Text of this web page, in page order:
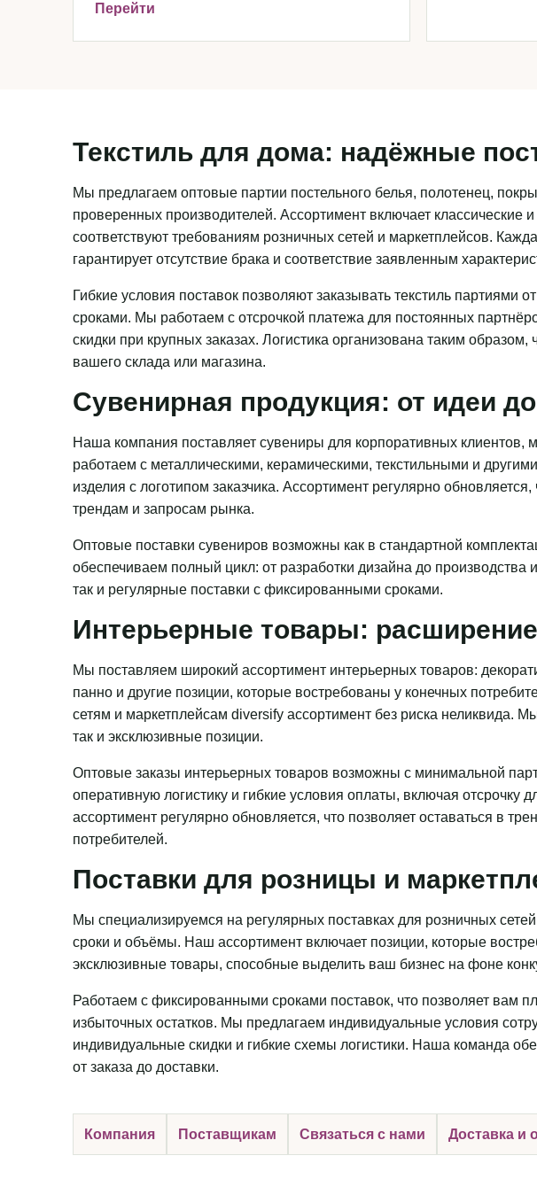
Перейти
Текстиль для дома: надёжные
Мы предлагаем оптовые партии постельного белья, полотенец,
проверенных производителей. Ассортимент включает классические
соответствуют требованиям розничных сетей и маркетплейсов.
гарантирует отсутствие брака и соответствие заявленным
Гибкие условия поставок позволяют заказывать текстиль партиями
сроками. Мы работаем с отсрочкой платежа для постоянных
скидки при крупных заказах. Логистика организована таким
вашего склада или магазина.
Сувенирная продукция: от идеи
Наша компания поставляет сувениры для корпоративных клиентов,
работаем с металлическими, керамическими, текстильными и
изделия с логотипом заказчика. Ассортимент регулярно
трендам и запросам рынка.
Оптовые поставки сувениров возможны как в стандартной
обеспечиваем полный цикл: от разработки дизайна до
так и регулярные поставки с фиксированными сроками.
Интерьерные товары:
Мы поставляем широкий ассортимент интерьерных товаров:
панно и другие позиции, которые востребованы у конечных
сетям и маркетплейсам diversify ассортимент без риска неликвида.
так и эксклюзивные позиции.
Оптовые заказы интерьерных товаров возможны с минимальной
оперативную логистику и гибкие условия оплаты, включая отсрочку
ассортимент регулярно обновляется, что позволяет оставаться в
потребителей.
Поставки для розницы и
Мы специализируемся на регулярных поставках для розничных
сроки и объёмы. Наш ассортимент включает позиции, которые
эксклюзивные товары, способные выделить ваш бизнес на фоне
Работаем с фиксированными сроками поставок, что позволяет вам
избыточных остатков. Мы предлагаем индивидуальные условия
индивидуальные скидки и гибкие схемы логистики. Наша команда
от заказа до доставки.
Компания Поставщикам Связаться с нами Доставка и